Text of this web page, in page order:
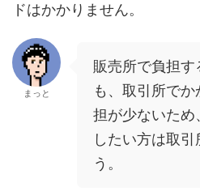
ドはかかりません。
まっと
販売所で負担す
も、取引所で
担が少ないため
したい方は取
う。